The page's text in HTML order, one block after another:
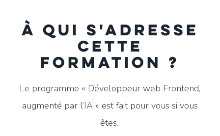
À qui s'adresse
cette
formation ?
Le programme « Développeur web Frontend,
augmenté par l’IA » est fait pour vous si vous
êtes..